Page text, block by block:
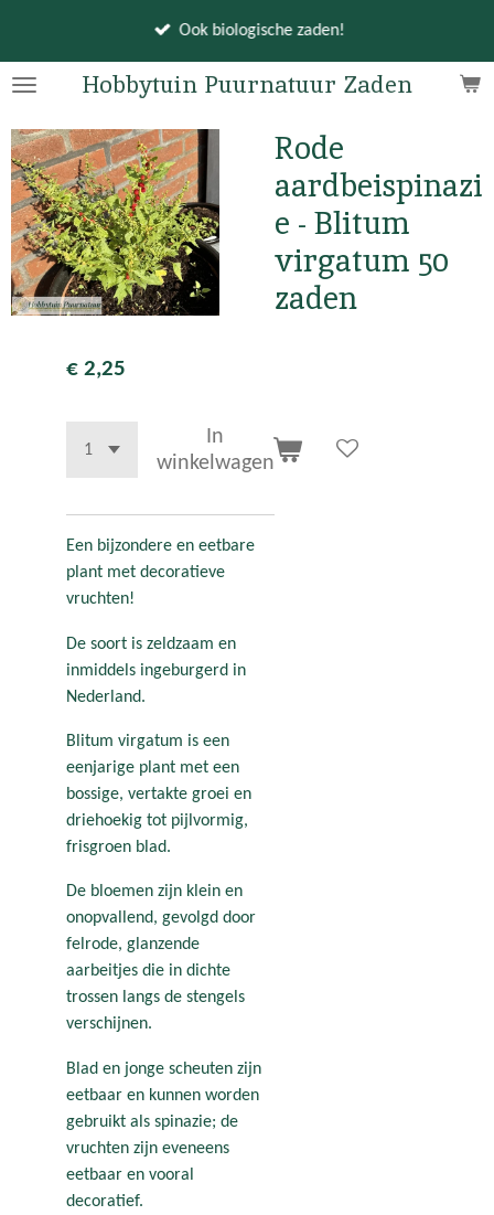
naar
hoofdinhoud
Hobbytuin Puurnatuur Zaden
Ook biologische zaden!
Rode
aardbeispinazi
e - Blitum
virgatum 50
zaden
€ 2,25
In
winkelwagen
Een bijzondere en eetbare
plant met decoratieve
vruchten!
De soort is zeldzaam en
inmiddels ingeburgerd in
Nederland.
Blitum virgatum is een
eenjarige plant met een
bossige, vertakte groei en
driehoekig tot pijlvormig,
frisgroen blad.
De bloemen zijn klein en
onopvallend, gevolgd door
felrode, glanzende
aarbeitjes die in dichte
trossen langs de stengels
verschijnen.
Blad en jonge scheuten zijn
eetbaar en kunnen worden
gebruikt als spinazie; de
vruchten zijn eveneens
eetbaar en vooral
decoratief.